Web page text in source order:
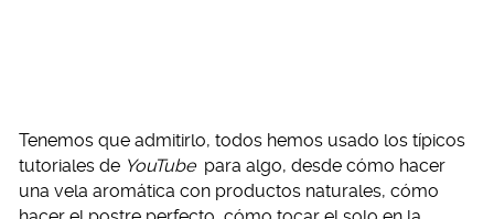
Tenemos que admitirlo, todos hemos usado los típicos
tutoriales de YouTube para algo, desde cómo hacer
una vela aromática con productos naturales, cómo